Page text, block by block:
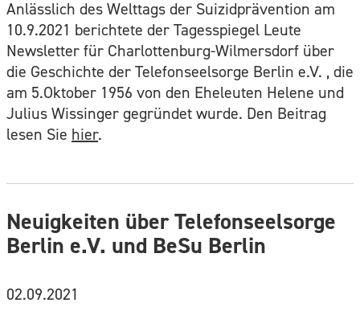
Anlässlich des Welttags der Suizidprävention am
10.9.2021 berichtete der Tagesspiegel Leute
Newsletter für Charlottenburg-Wilmersdorf über
die Geschichte der Telefonseelsorge Berlin e.V. , die
am 5.Oktober 1956 von den Eheleuten Helene und
Julius Wissinger gegründet wurde. Den Beitrag
lesen Sie hier.
Neuigkeiten über Telefonseelsorge
Berlin e.V. und BeSu Berlin
02.09.2021